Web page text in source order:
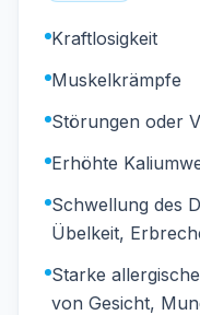
Kraftlosigkeit
Muskelkrämpfe
Störungen oder
Erhöhte
Schwellung des
Übelkeit,
Starke
von Gesicht,